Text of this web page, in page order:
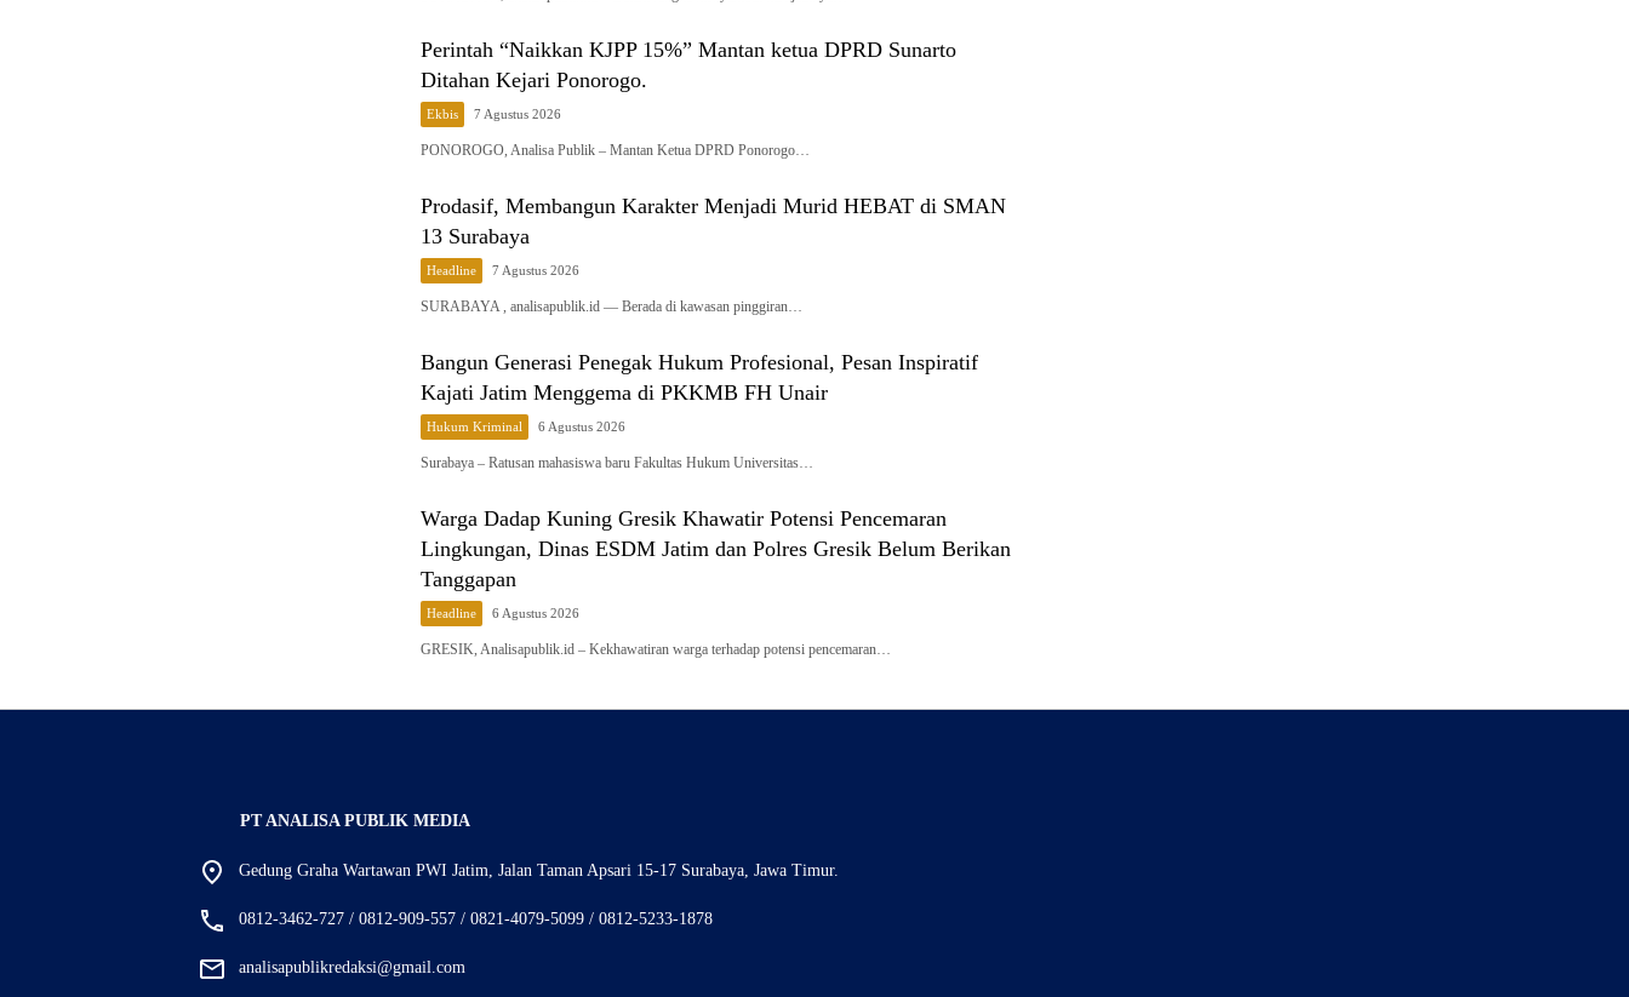
Perintah “Naikkan KJPP 15%” Mantan ketua DPRD Sunarto
Ditahan Kejari Ponorogo.
Ekbis 7 Agustus 2026
PONOROGO, Analisa Publik – Mantan Ketua DPRD Ponorogo…
Prodasif, Membangun Karakter Menjadi Murid HEBAT di SMAN
13 Surabaya
Headline 7 Agustus 2026
SURABAYA , analisapublik.id — Berada di kawasan pinggiran…
Bangun Generasi Penegak Hukum Profesional, Pesan Inspiratif
Kajati Jatim Menggema di PKKMB FH Unair
Hukum Kriminal 6 Agustus 2026
Surabaya – Ratusan mahasiswa baru Fakultas Hukum Universitas…
Warga Dadap Kuning Gresik Khawatir Potensi Pencemaran
Lingkungan, Dinas ESDM Jatim dan Polres Gresik Belum Berikan
Tanggapan
Headline 6 Agustus 2026
GRESIK, Analisapublik.id – Kekhawatiran warga terhadap potensi pencemaran…
PT ANALISA PUBLIK MEDIA
Gedung Graha Wartawan PWI Jatim, Jalan Taman Apsari 15-17 Surabaya, Jawa Timur.
0812-3462-727 / 0812-909-557 / 0821-4079-5099 / 0812-5233-1878
analisapublikredaksi@gmail.com